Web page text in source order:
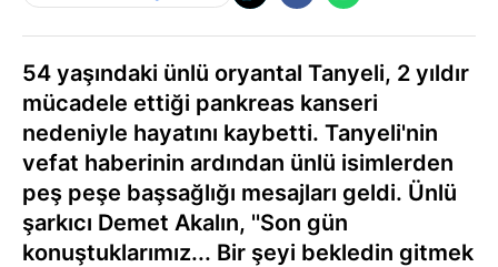
54 yaşındaki ünlü oryantal Tanyeli, 2 yıldır
mücadele ettiği pankreas kanseri
nedeniyle hayatını kaybetti. Tanyeli'nin
vefat haberinin ardından ünlü isimlerden
peş peşe başsağlığı mesajları geldi. Ünlü
şarkıcı Demet Akalın, ''Son gün
konuştuklarımız... Bir şeyi bekledin gitmek